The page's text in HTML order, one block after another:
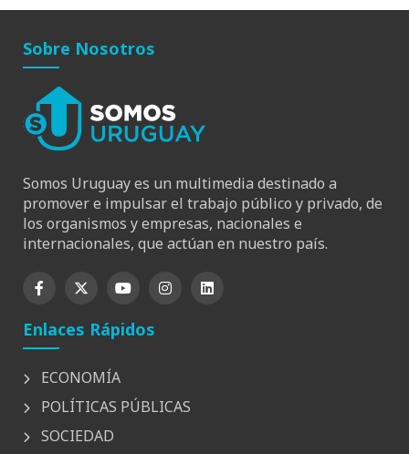
Sobre Nosotros
Somos Uruguay es un multimedia destinado a
promover e impulsar el trabajo público y privado, de
los organismos y empresas, nacionales e
internacionales, que actúan en nuestro país.
Enlaces Rápidos
ECONOMÍA
POLÍTICAS PÚBLICAS
SOCIEDAD